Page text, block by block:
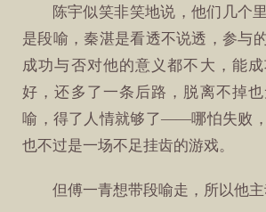
陈宇似笑非笑地说，他们几个
是段喻，秦湛是看透不说透，参与
成功与否对他的意义都不大，能
好，还多了一条后路，脱离不掉
喻，得了人情就够了——哪怕失败
也不过是一场不足挂齿的游戏。
但傅一青想带段喻走，所以他主